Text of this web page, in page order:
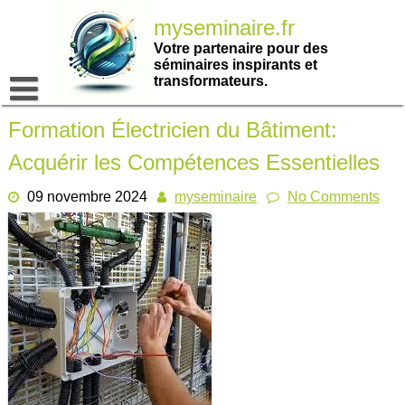
myseminaire.fr
Votre partenaire pour des
séminaires inspirants et
transformateurs.
Formation Électricien du Bâtiment:
Acquérir les Compétences Essentielles
09 novembre 2024 myseminaire No Comments